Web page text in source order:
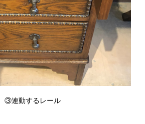
③連動するレール